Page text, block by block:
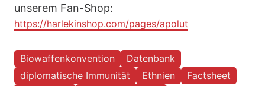
unserem Fan-Shop:
https://harlekinshop.com/pages/apolut
Biowaffenkonvention
Datenbank
diplomatische Immunität
Ethnien
Factsheet